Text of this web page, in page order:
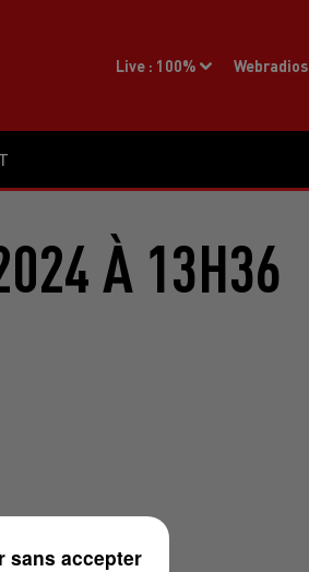
Live : 100% Webradios
À 13H36
sans accepter